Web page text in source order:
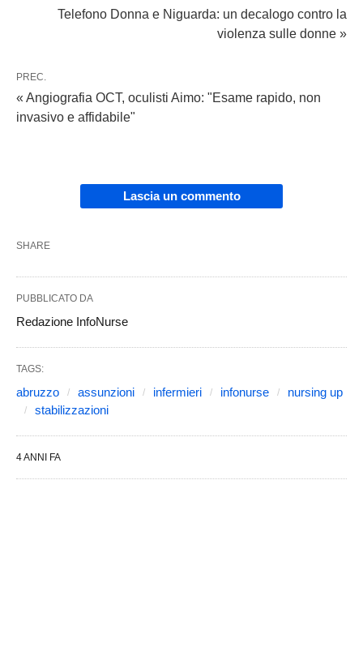
Telefono Donna e Niguarda: un decalogo contro la
violenza sulle donne »
PREC.
« Angiografia OCT, oculisti Aimo: "Esame rapido, non
invasivo e affidabile"
Lascia un commento
SHARE
PUBBLICATO DA
Redazione InfoNurse
TAGS:
abruzzo assunzioni infermieri infonurse
nursing up
stabilizzazioni
4 ANNI FA